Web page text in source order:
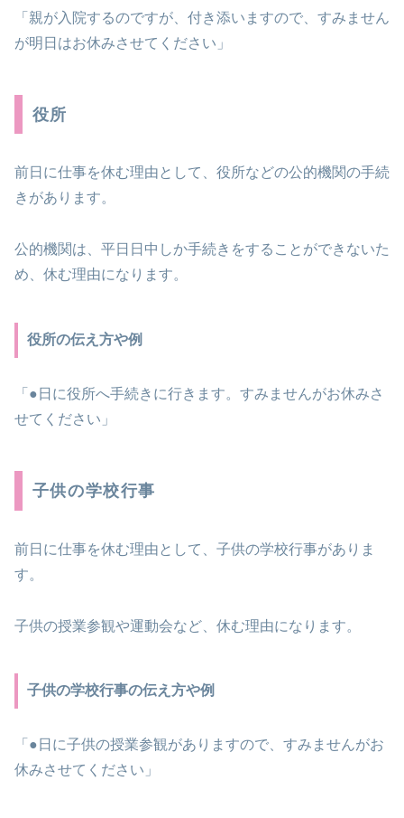
「親が入院するのですが、付き添いますので、すみません
が明日はお休みさせてください」
役所
前日に仕事を休む理由として、役所などの公的機関の手続
きがあります。
公的機関は、平日日中しか手続きをすることができないた
め、休む理由になります。
役所の伝え方や例
「●日に役所へ手続きに行きます。すみませんがお休みさ
せてください」
子供の学校行事
前日に仕事を休む理由として、子供の学校行事がありま
す。
子供の授業参観や運動会など、休む理由になります。
子供の学校行事の伝え方や例
「●日に子供の授業参観がありますので、すみませんがお
休みさせてください」